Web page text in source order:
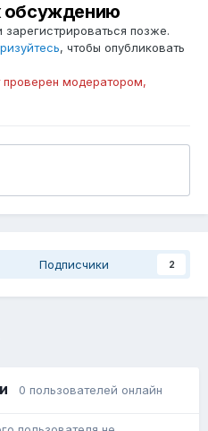
обсуждению
позже.
, чтобы опубликовать
проверен модератором,
Подписчики 2
0 пользователей онлайн